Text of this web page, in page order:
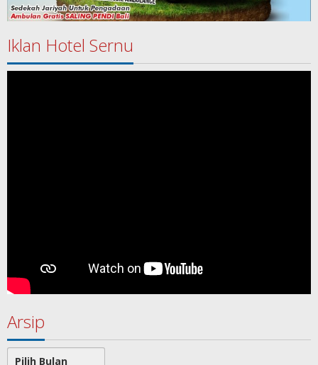
Iklan Hotel Sernu
Arsip
Arsip